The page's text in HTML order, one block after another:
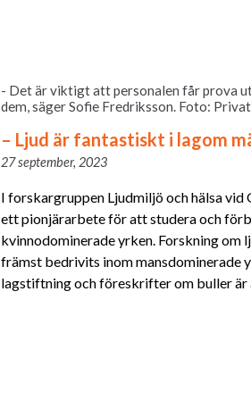
- Det är viktigt att personalen får prova
dem, säger Sofie Fredriksson. Foto: Privat
– Ljud är fantastiskt i lagom
27 september, 2023
I forskargruppen Ljudmiljö och hälsa
ett pionjärarbete för att studera och
kvinnodominerade yrken. Forskning om
främst bedrivits inom mansdominerade
lagstiftning och föreskrifter om buller är